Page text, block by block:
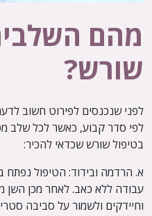
מהם
שורש?
לפני שנכנסים לפירוט חשוב
לפי סדר קבוע, כאשר לכל שלב
בטיפול שורש שכדאי להכיר:
א. הרדמה ובידוד: הטיפול
עבודה ללא כאב. לאחר מכן השן
וחיידקים ולשמור על סביבה